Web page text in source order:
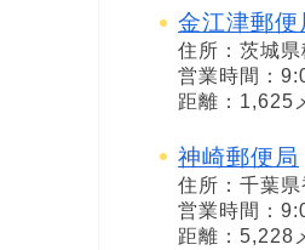
金江津郵便
住所：茨城
営業時間：
距離：1,625
神崎郵便局
住所：千葉
営業時間：
距離：5,228